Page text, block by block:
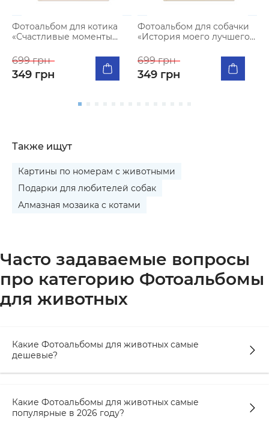
Фотоальбом для котика
«Счастливые моменты
699 грн
349 грн
Фотоальбом для собачки
«История моего лучшего
699 грн
349 грн
Также ищут
Картины по номерам с животными
Подарки для любителей собак
Алмазная мозаика с котами
Часто задаваемые вопросы
про категорию Фотоальбомы
для животных
Какие Фотоальбомы для животных самые
дешевые?
Какие Фотоальбомы для животных самые
популярные в 2026 году?